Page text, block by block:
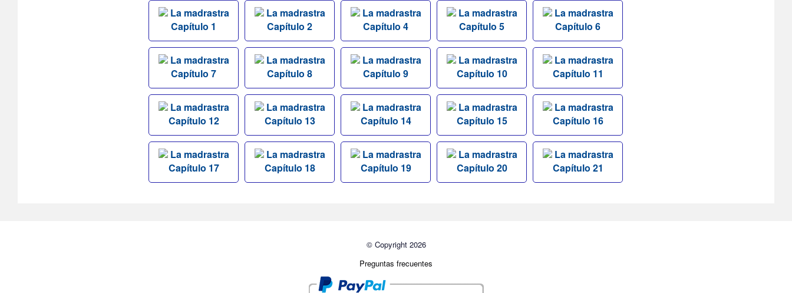
La madrastra
Capítulo 1
La madrastra
Capítulo 2
La madrastra
Capítulo 4
La madrastra
Capítulo 5
La madrastra
Capítulo 6
La madrastra
Capítulo 7
La madrastra
Capítulo 8
La madrastra
Capítulo 9
La madrastra
Capítulo 10
La madrastra
Capítulo 11
La madrastra
Capítulo 12
La madrastra
Capítulo 13
La madrastra
Capítulo 14
La madrastra
Capítulo 15
La madrastra
Capítulo 16
La madrastra
Capítulo 17
La madrastra
Capítulo 18
La madrastra
Capítulo 19
La madrastra
Capítulo 20
La madrastra
Capítulo 21
© Copyright 2026
Preguntas frecuentes